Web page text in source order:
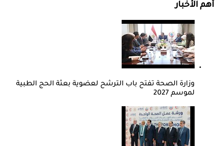
أهم الأخبار
وزارة الصحة تفتح باب الترشح لعضوية بعثة الحج الطبية
لموسم 2027